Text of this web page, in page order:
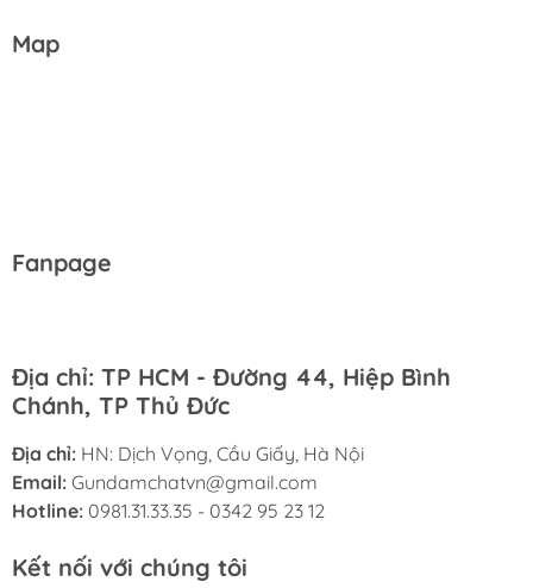
Map
Fanpage
Địa chỉ: TP HCM - Đường 44, Hiệp Bình
Chánh, TP Thủ Đức
Địa chỉ: HN: Dịch Vọng, Cầu Giấy, Hà Nội
Email: Gundamchatvn@gmail.com
Hotline: 0981.31.33.35 - 0342 95 23 12
Kết nối với chúng tôi